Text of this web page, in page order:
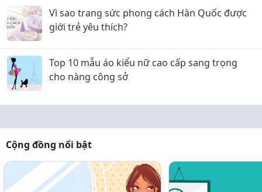
Vì sao trang sức phong cách Hàn Quốc được
giới trẻ yêu thích?
Top 10 mẫu áo kiểu nữ cao cấp sang trọng
cho nàng công sở
Cộng đồng nổi bật